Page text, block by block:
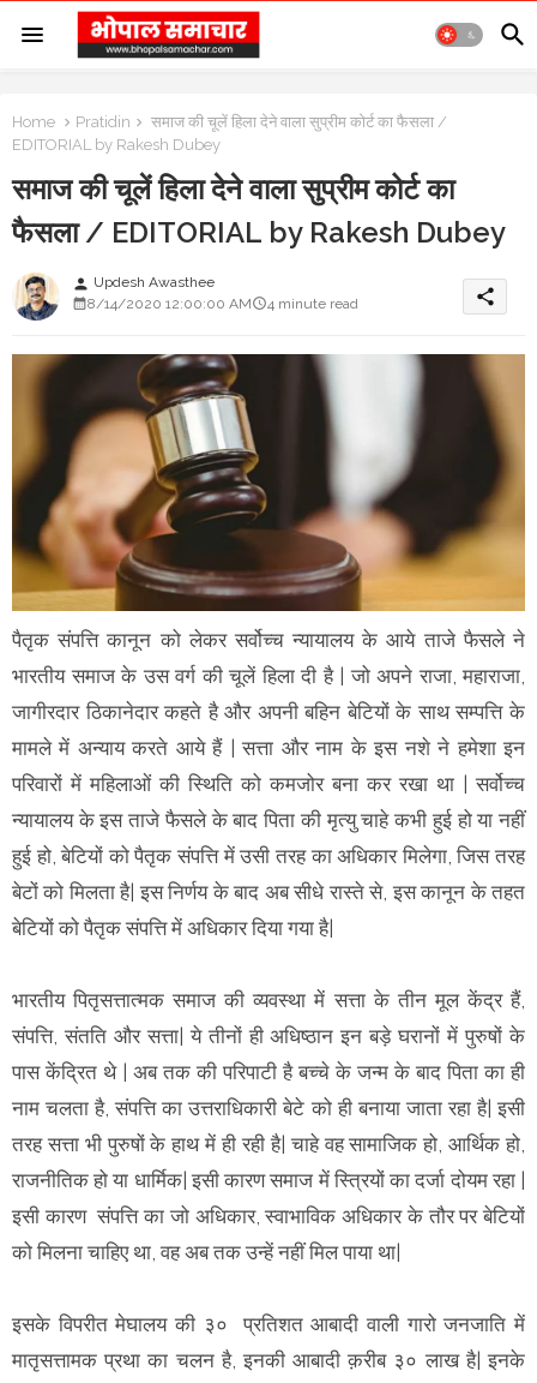
Home Pratidin
समाज की चूलें हिला देने वाला सुप्रीम कोर्ट का फैसला /
EDITORIAL by Rakesh Dubey
समाज की चूलें हिला देने वाला सुप्रीम कोर्ट का
फैसला / EDITORIAL by Rakesh Dubey
person Updesh Awasthee
8/14/2020 12:00:00 AM
4 minute read share
पैतृक संपत्ति कानून को लेकर सर्वोच्च न्यायालय के आये ताजे फैसले ने
भारतीय समाज के उस वर्ग की चूलें हिला दी है | जो अपने राजा, महाराजा,
जागीरदार ठिकानेदार कहते है और अपनी बहिन बेटियों के साथ सम्पत्ति के
मामले में अन्याय करते आये हैं | सत्ता और नाम के इस नशे ने हमेशा इन
परिवारों में महिलाओं की स्थिति को कमजोर बना कर रखा था | सर्वोच्च
न्यायालय के इस ताजे फैसले के बाद पिता की मृत्यु चाहे कभी हुई हो या नहीं
हुई हो, बेटियों को पैतृक संपत्ति में उसी तरह का अधिकार मिलेगा, जिस तरह
बेटों को मिलता है| इस निर्णय के बाद अब सीधे रास्ते से, इस कानून के तहत
बेटियों को पैतृक संपत्ति में अधिकार दिया गया है|
भारतीय पितृसत्तात्मक समाज की व्यवस्था में सत्ता के तीन मूल केंद्र हैं,
संपत्ति, संतति और सत्ता| ये तीनों ही अधिष्ठान इन बड़े घरानों में पुरुषों के
पास केंद्रित थे | अब तक की परिपाटी है बच्चे के जन्म के बाद पिता का ही
नाम चलता है, संपत्ति का उत्तराधिकारी बेटे को ही बनाया जाता रहा है| इसी
तरह सत्ता भी पुरुषों के हाथ में ही रही है| चाहे वह सामाजिक हो, आर्थिक हो,
राजनीतिक हो या धार्मिक| इसी कारण समाज में स्त्रियों का दर्जा दोयम रहा |
इसी कारण संपत्ति का जो अधिकार, स्वाभाविक अधिकार के तौर पर बेटियों
को मिलना चाहिए था, वह अब तक उन्हें नहीं मिल पाया था|
इसके विपरीत मेघालय की ३० प्रतिशत आबादी वाली गारो जनजाति में
मातृसत्तामक प्रथा का चलन है, इनकी आबादी क़रीब ३० लाख है| इनके